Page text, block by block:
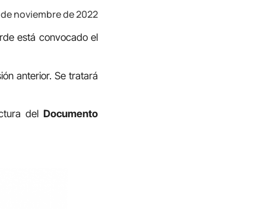
de noviembre de 2022
está convocado el
anterior. Se tratará
del Documento